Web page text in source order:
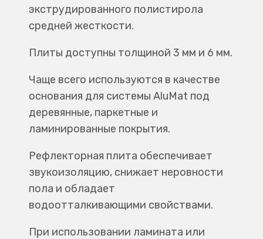
экструдированного полистирола
средней жесткости.
Плиты доступны толщиной 3 мм и 6 мм.
Чаще всего используются в качестве
основания для системы AluMat под
деревянные, паркетные и
ламинированные покрытия.
Рефлекторная плита обеспечивает
звукоизоляцию, снижает неровности
пола и обладает
водоотталкивающими свойствами.
При использовании ламината или